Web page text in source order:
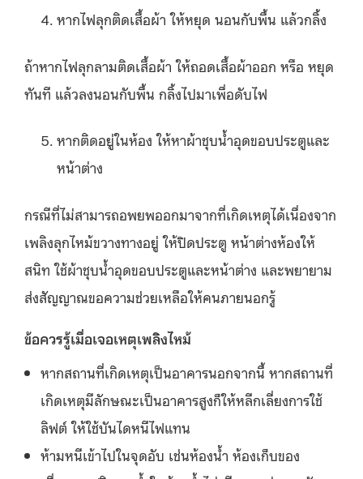
หากไฟลุกติดเสื้อผ้า ให้หยุด นอนกับพื้น แล้วกลิ้ง
ถ้าหากไฟลุกลามติดเสื้อผ้า ให้ถอดเสื้อผ้าออก หรือ หยุด
ทันที แล้วลงนอนกับพื้น กลิ้งไปมาเพื่อดับไฟ
หากติดอยู่ในห้อง ให้หาผ้าชุบน้ำอุดขอบประตูและ
หน้าต่าง
กรณีที่ไม่สามารถอพยพออกมาจากที่เกิดเหตุได้เนื่องจาก
เพลิงลุกไหม้ขวางทางอยู่ ให้ปิดประตู หน้าต่างห้องให้
สนิท ใช้ผ้าชุบน้ำอุดขอบประตูและหน้าต่าง และพยายาม
ส่งสัญญาณขอความช่วยเหลือให้คนภายนอกรู้
ข้อควรรู้เมื่อเจอเหตุเพลิงไหม้
หากสถานที่เกิดเหตุเป็นอาคารนอกจากนี้ หากสถานที่
เกิดเหตุมีลักษณะเป็นอาคารสูงก็ให้หลีกเลี่ยงการใช้
ลิฟต์ ให้ใช้บันไดหนีไฟแทน
ห้ามหนีเข้าไปในจุดอับ เช่นห้องน้ำ ห้องเก็บของ